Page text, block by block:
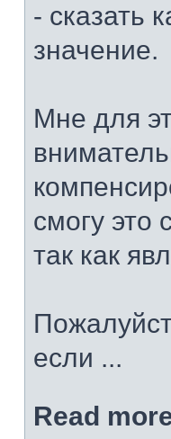
- сказать
значение.
Мне для
смогу это
так как
если ...
Read